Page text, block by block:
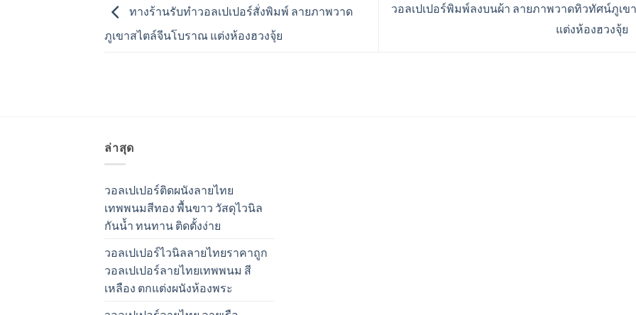
ทางร้านรับทำวอลเปเปอร์สั่งพิมพ์ ลายภาพวาด
ภูเขาสไตล์จีนโบราณ แต่งห้องฮวงจุ้ย
วอลเปเปอร์พิมพ์ลงบนผ้า ลายภาพวาดทิวทัศน์ภูเข
แต่งห้องฮวงจุ้ย
ล่าสุด
วอลเปเปอร์ติดผนังลายไทย
เทพพนมสีทอง พื้นขาว วัสดุไวนิล
กันน้ำ ทนทาน ติดตั้งง่าย
วอลเปเปอร์ไวนิลลายไทยราคาถูก
วอลเปเปอร์ลายไทยเทพพนม สี
เหลือง ตกแต่งผนังห้องพระ